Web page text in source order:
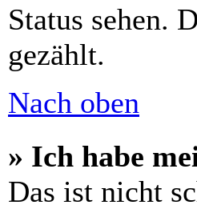
Status sehen.
gezählt.
Nach oben
» Ich habe
Das ist nicht